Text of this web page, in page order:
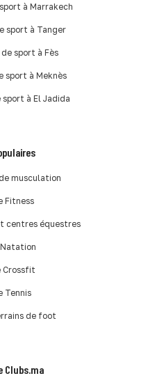
à Marrakech
sport à Tanger
sport à Fès
sport à Meknès
à El Jadida
musculation
Fitness
centres équestres
Crossfit
Tennis
de foot
Clubs.ma